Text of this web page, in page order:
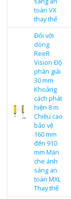
toàn VX
thay thế
Đối với
dòng
ReeR
Vision Độ
phân giải
30 mm
Khoảng
cách phát
hiện 8 m
Chiều cao
bảo vệ
160 mm
đến 910
mm Màn
che ánh
sáng an
toàn MXL
Thay thế